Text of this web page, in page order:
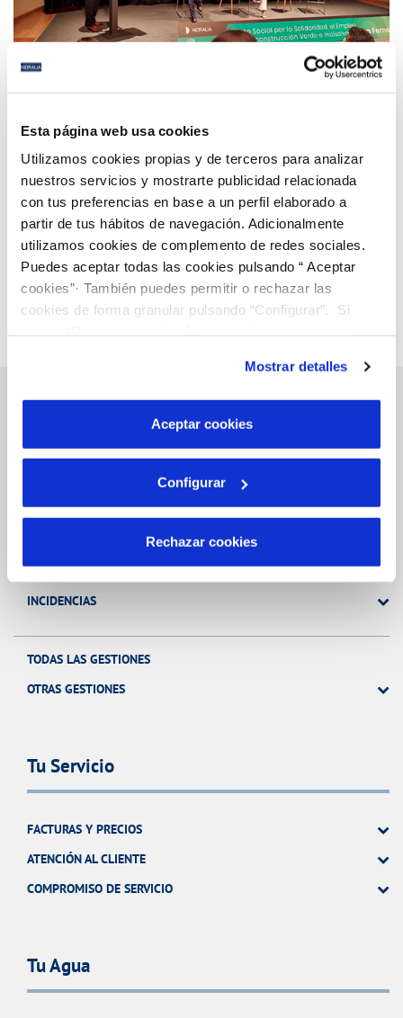
Esta página web usa cookies
Utilizamos cookies propias y de terceros para analizar
nuestros servicios y mostrarte publicidad relacionada
con tus preferencias en base a un perfil elaborado a
partir de tus hábitos de navegación. Adicionalmente
utilizamos cookies de complemento de redes sociales.
Puedes aceptar todas las cookies pulsando “ Aceptar
cookies”· También puedes permitir o rechazar las
cookies de forma granular pulsando “Configurar”. Si
son indispensables para que el sitio web funcione y que
por tanto no se pueden desactivar. Puedes consultar
más información en nuestraPolítica de Cookies
Mostrar detalles
Aceptar cookies
Configurar
Rechazar cookies
Hidralia y el Ayuntamiento ponen en marcha el
Reconstrucción Verde e Inclusiva de San Fernando
Página 62 de 112
Anterior Siguiente
Gestiones Online
FACTURAS, PAGOS Y CONSUMOS
MODIFICACIÓN DE DATOS
INCIDENCIAS
TODAS LAS GESTIONES
OTRAS GESTIONES
Tu Servicio
FACTURAS Y PRECIOS
ATENCIÓN AL CLIENTE
COMPROMISO DE SERVICIO
Tu Agua